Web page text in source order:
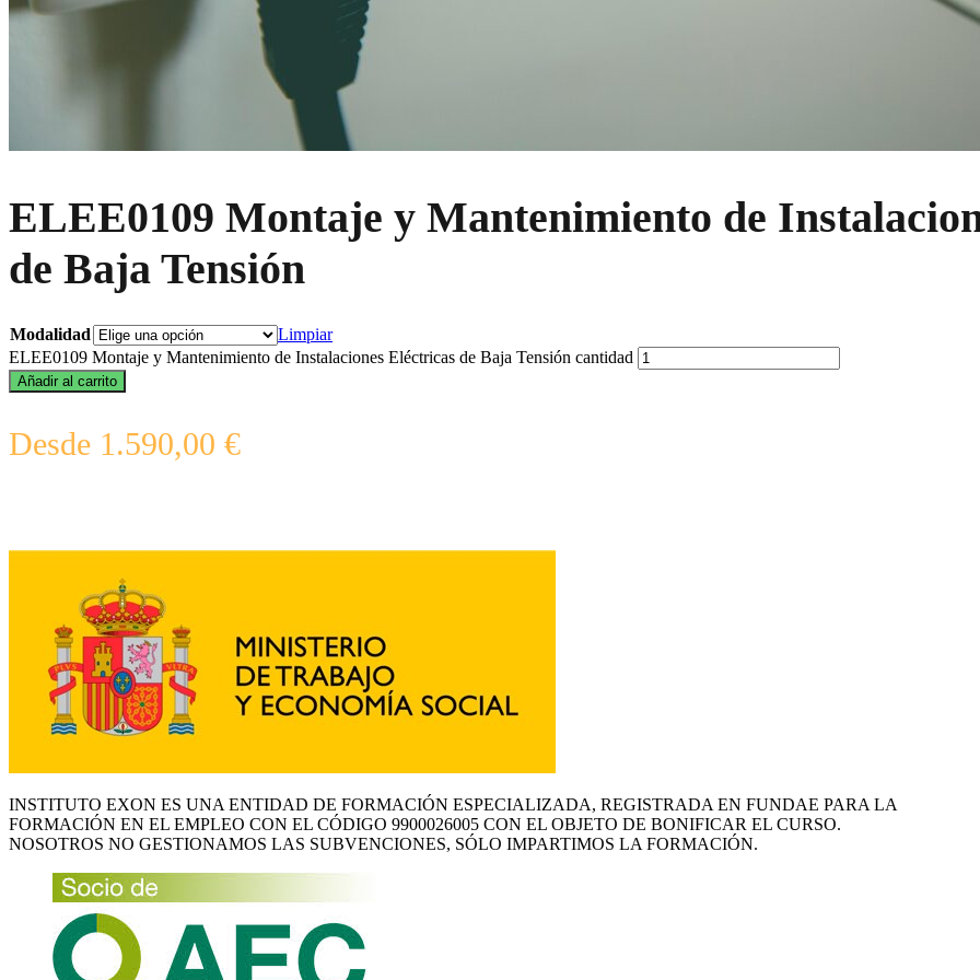
ELEE0109 Montaje y Mantenimiento de
de Baja Tensión
Modalidad
Limpiar
ELEE0109 Montaje y Mantenimiento de Instalaciones Eléctricas de Baja Tensión cantidad
Añadir al carrito
Desde 1.590,00 €
INSTITUTO EXON ES UNA ENTIDAD DE FORMACIÓN ESPECIALIZADA, REGISTRADA EN FUNDAE PARA LA
FORMACIÓN EN EL EMPLEO CON EL CÓDIGO 9900026005 CON EL OBJETO DE BONIFICAR EL CURSO.
NOSOTROS NO GESTIONAMOS LAS SUBVENCIONES, SÓLO IMPARTIMOS LA FORMACIÓN.